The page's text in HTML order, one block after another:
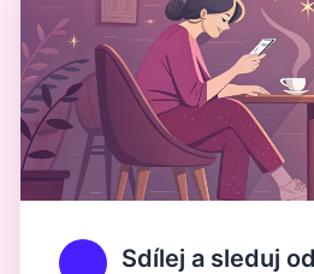
Sdílej a sleduj